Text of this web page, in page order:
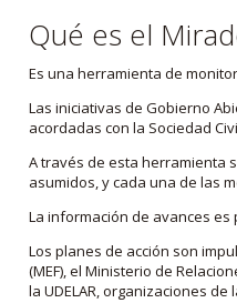
Qué es el
Es una herramienta de
Las iniciativas de Gobierno
acordadas con la Sociedad
A través de esta herramienta
asumidos, y cada una de las
La información de avances
Los planes de acción son
(MEF), el Ministerio de
la UDELAR, organizaciones de